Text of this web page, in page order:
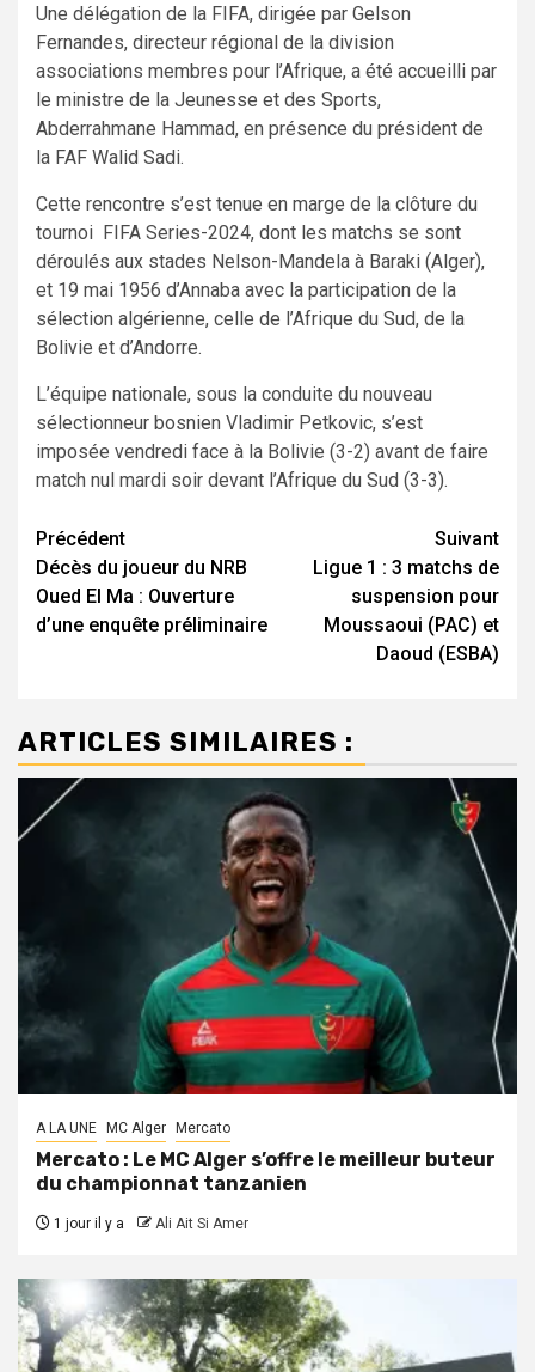
Une délégation de la FIFA, dirigée par Gelson
Fernandes, directeur régional de la division
associations membres pour l’Afrique, a été accueilli par
le ministre de la Jeunesse et des Sports,
Abderrahmane Hammad, en présence du président de
la FAF Walid Sadi.
Cette rencontre s’est tenue en marge de la clôture du
tournoi FIFA Series-2024, dont les matchs se sont
déroulés aux stades Nelson-Mandela à Baraki (Alger),
et 19 mai 1956 d’Annaba avec la participation de la
sélection algérienne, celle de l’Afrique du Sud, de la
Bolivie et d’Andorre.
L’équipe nationale, sous la conduite du nouveau
sélectionneur bosnien Vladimir Petkovic, s’est
imposée vendredi face à la Bolivie (3-2) avant de faire
match nul mardi soir devant l’Afrique du Sud (3-3).
Navigation
d’article
Précédent
Décès du joueur du NRB
Oued El Ma : Ouverture
d’une enquête préliminaire
Suivant
Ligue 1 : 3 matchs de
suspension pour
Moussaoui (PAC) et
Daoud (ESBA)
ARTICLES SIMILAIRES :
A LA UNE MC Alger Mercato
Mercato : Le MC Alger s’offre le meilleur buteur
du championnat tanzanien
1 jour il y a Ali Ait Si Amer